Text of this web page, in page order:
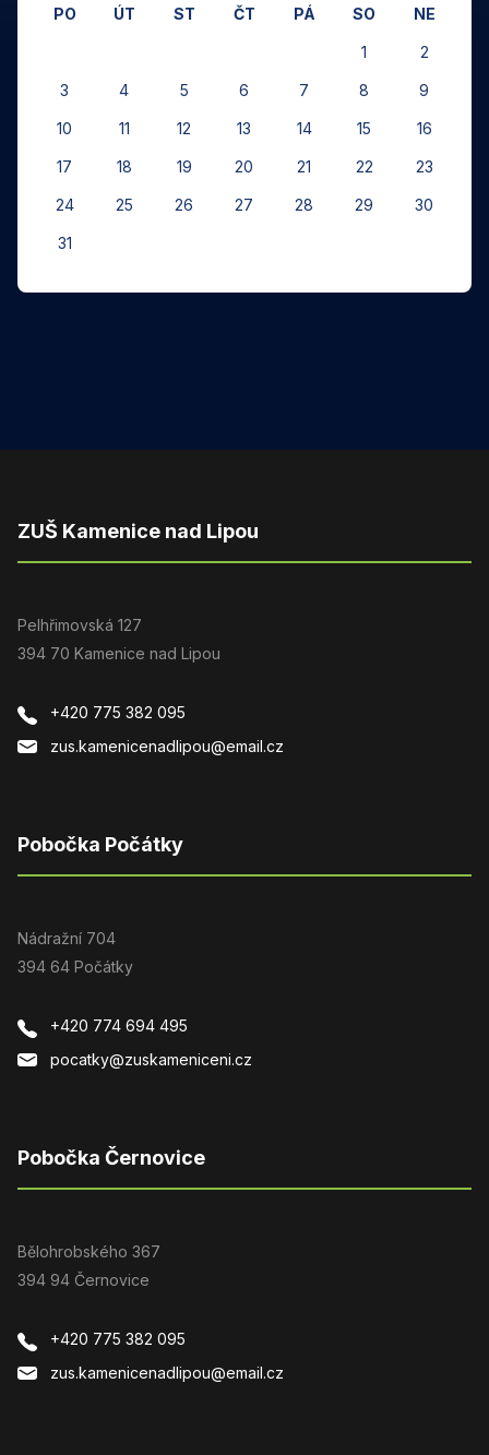
PO ÚT ST ČT PÁ SO NE
1 2
3 4 5 6 7 8 9
10 11 12 13 14 15 16
17 18 19 20 21 22 23
24 25 26 27 28 29 30
31
ZUŠ Kamenice nad Lipou
Pelhřimovská 127
394 70 Kamenice nad Lipou
+420 775 382 095
zus.kamenicenadlipou@email.cz
Pobočka Počátky
Nádražní 704
394 64 Počátky
+420 774 694 495
pocatky@zuskameniceni.cz
Pobočka Černovice
Bělohrobského 367
394 94 Černovice
+420 775 382 095
zus.kamenicenadlipou@email.cz